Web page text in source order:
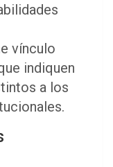
vínculo
indiquen
a los